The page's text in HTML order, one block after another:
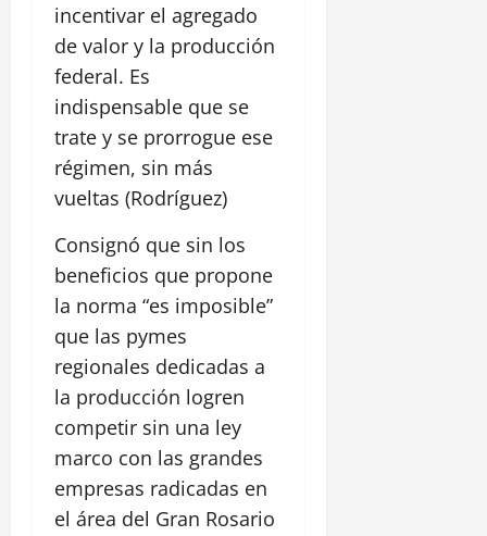
incentivar el agregado
de valor y la producción
federal. Es
indispensable que se
trate y se prorrogue ese
régimen, sin más
vueltas (Rodríguez)
Consignó que sin los
beneficios que propone
la norma “es imposible”
que las pymes
regionales dedicadas a
la producción logren
competir sin una ley
marco con las grandes
empresas radicadas en
el área del Gran Rosario